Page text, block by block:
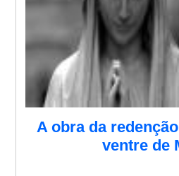
A obra da
ventre de